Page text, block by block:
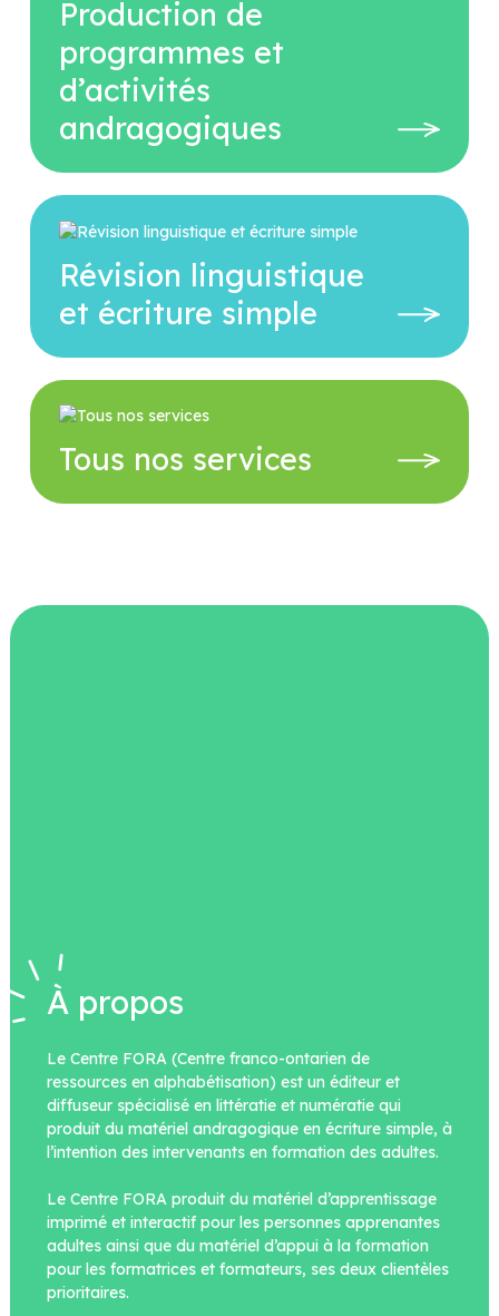
Production de
programmes et
d’activités
andragogiques
Révision linguistique
et écriture simple
Tous nos services
À propos
Le Centre FORA (Centre franco-ontarien de
ressources en alphabétisation) est un éditeur et
diffuseur spécialisé en littératie et numératie qui
produit du matériel andragogique en écriture simple, à
l’intention des intervenants en formation des adultes.
Le Centre FORA produit du matériel d’apprentissage
imprimé et interactif pour les personnes apprenantes
adultes ainsi que du matériel d’appui à la formation
pour les formatrices et formateurs, ses deux clientèles
prioritaires.